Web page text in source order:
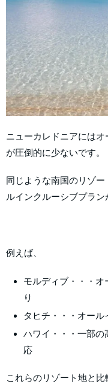
ニューカレドニアには
が圧倒的に少ないです。
同じような南国のリゾ
ルインクルーシブプラン
例えば、
モルディブ・・・
り
タヒチ・・・オー
ハワイ・・・一部の
応
これらのリゾート地と